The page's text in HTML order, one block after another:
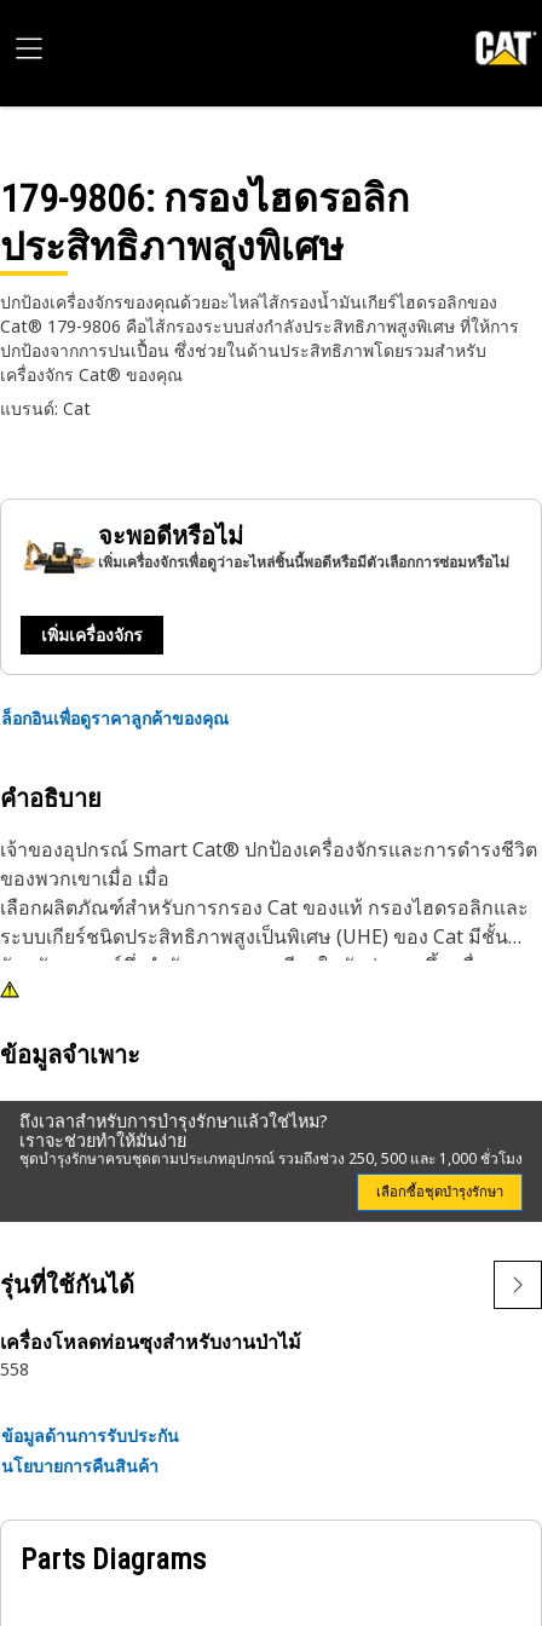
179-9806: กรองไฮดรอลิก
ประสิทธิภาพสูงพิเศษ
ปกป้องเครื่องจักรของคุณด้วยอะไหล่ไส้กรองน้ำมันเกียร์ไฮดรอลิกของ
Cat® 179-9806 คือไส้กรองระบบส่งกำลังประสิทธิภาพสูงพิเศษ ที่ให้การ
ปกป้องจากการปนเปื้อน ซึ่งช่วยในด้านประสิทธิภาพโดยรวมสำหรับ
เครื่องจักร Cat® ของคุณ
แบรนด์: Cat
จะพอดีหรือไม่
เพิ่มเครื่องจักรเพื่อดูว่าอะไหล่ชิ้นนี้พอดีหรือมีตัวเลือกการซ่อมหรือไม่
เพิ่มเครื่องจักร
ล็อกอินเพื่อดูราคาลูกค้าของคุณ
คำอธิบาย
เจ้าของอุปกรณ์ Smart Cat® ปกป้องเครื่องจักรและการดำรงชีวิต
ของพวกเขาเมื่อ เมื่อ
เลือกผลิตภัณฑ์สำหรับการกรอง Cat ของแท้ กรองไฮดรอลิกและ
ระบบเกียร์ชนิดประสิทธิภาพสูงเป็นพิเศษ (UHE) ของ Cat มีชั้น
วัสดุสังเคราะห์ซึ่งกำจัดอนุภาคละเอียดในสัดส่วนสูงขึ้น เพื่อ
ควบคุมการปนเปื้อนที่เหมาะสมในการใช้งานแบบสุดทรหด
แม้ว่าการเลือกตัวกรองอาจไม่ใช่การตัดสินใจที่สำคัญ แต่การ
ขึ้น ตัวอย่างเช่น กรองไฮดรอลิกของ Cat ให้การปกป้องที่ดีที่สุด
จากการปนเปื้อนและสารกัดกร่อนโดยป้องกันไม่ให้เสียระดับ
ความคลาดเคลื่อนต่ำในระบบไฮดรอลิกแรงดันสูง ในทางกลับกัน
กรองระบบเกียร์ของเรามีแรงดันดิฟเฟอเรนเชียลที่ต่ำกว่าชิ้นส่วน
ไฮดรอลิก เครื่องจักรของคุณจึงใช้เวลาน้อยลงในการบายพาส
เนื่องจากเรารู้จักอุปกรณ์ของคุณดีกว่าใคร คุณจึงสามารถไว้
วางใจให้เราช่วยแนะนำตัวกรองที่เหมาะสมให้คุณได้ตลอดเวลา
เมื่อคุณพร้อมที่จะเปลี่ยนมาใช้กรองของ Cat สามารถติดต่อ
หมายเลขชิ้นส่วนที่ Catfiltercrossreference.com
ตัวกรอง UHE ของ Cat จะกักเก็บสารปนเปื้อนและเศษวัสดุที่อาจ
ทำให้ระบบเกียร์และระบบส่งกำลังเสียหาย และประโยชน์อื่นๆ
ได้แก่:
ข้อมูลจำเพาะ
ถึงเวลาสำหรับการบำรุงรักษาแล้วใช่ไหม?
เราจะช่วยทำให้มันง่าย
ชุดบำรุงรักษาครบชุดตามประเภทอุปกรณ์ รวมถึงช่วง 250, 500 และ 1,000 ชั่วโมง
เลือกซื้อชุดบำรุงรักษา
รุ่นที่ใช้กันได้
เครื่องโหลดท่อนซุงสำหรับงานป่าไม้
558
ข้อมูลด้านการรับประกัน
นโยบายการคืนสินค้า
Parts Diagrams